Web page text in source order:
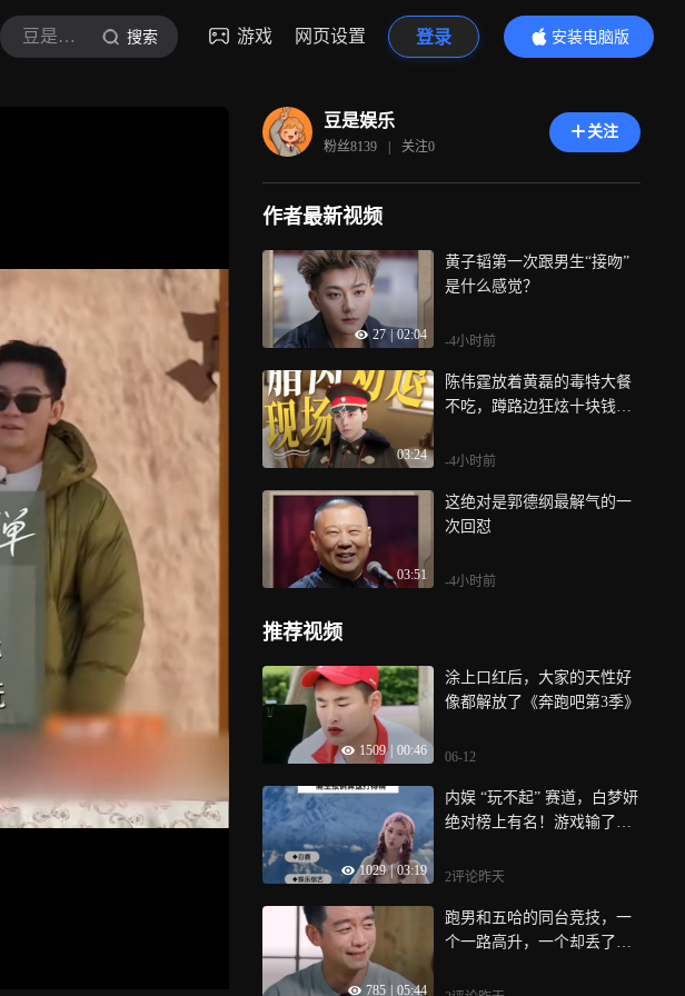
豆是娱乐 搜索 游戏 网页设置 登录
安装电脑版
内容更精彩
豆是娱乐
粉丝8139 | 关注0
关注
作者最新视频
27 02:04
黄子韬第一次跟男生“接吻”
是什么感觉？
-4小时前
03:24
陈伟霆放着黄磊的毒特大餐
不吃，蹲路边狂炫十块钱馄
-4小时前
03:51
这绝对是郭德纲最解气的一
次回怼
-4小时前
推荐视频
1509 00:46
涂上口红后，大家的天性好
像都解放了《奔跑吧第3季》
06-12
1029 | 03:19
内娱 “玩不起” 赛道，白梦妍
绝对榜上有名！游戏输了当
2评论昨天
785 05:44
跑男和五哈的同台竞技，一
个一路高升，一个却丢了初